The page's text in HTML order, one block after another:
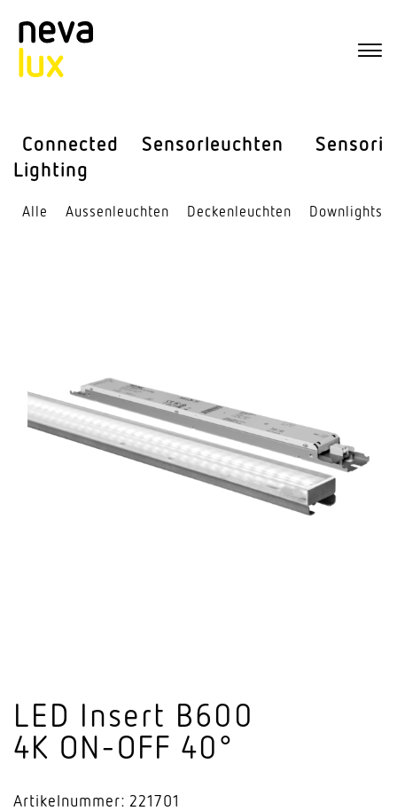
Connected
Lighting
Sensor­leuchten Sensorik
Alle Aussen­leuchten Decken­leuchten Down­lights
LED Insert B600
4K ON-OFF 40°
Artikelnummer: 221701